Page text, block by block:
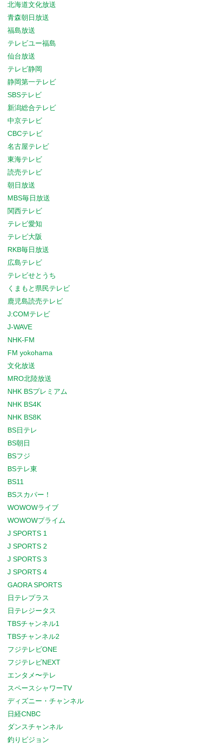
北海道文化放送
青森朝日放送
福島放送
テレビユー福島
仙台放送
テレビ静岡
静岡第一テレビ
SBSテレビ
新潟総合テレビ
中京テレビ
CBCテレビ
名古屋テレビ
東海テレビ
読売テレビ
朝日放送
MBS毎日放送
関西テレビ
テレビ愛知
テレビ大阪
RKB毎日放送
広島テレビ
テレビせとうち
くまもと県民テレビ
鹿児島読売テレビ
J:COMテレビ
J-WAVE
NHK-FM
FM yokohama
文化放送
MRO北陸放送
NHK BSプレミアム
NHK BS4K
NHK BS8K
BS日テレ
BS朝日
BSフジ
BSテレ東
BS11
BSスカパー！
WOWOWライブ
WOWOWプライム
J SPORTS 1
J SPORTS 2
J SPORTS 3
J SPORTS 4
GAORA SPORTS
日テレプラス
日テレジータス
TBSチャンネル1
TBSチャンネル2
フジテレビONE
フジテレビNEXT
エンタメ〜テレ
スペースシャワーTV
ディズニー・チャンネル
日経CNBC
ダンスチャンネル
釣りビジョン